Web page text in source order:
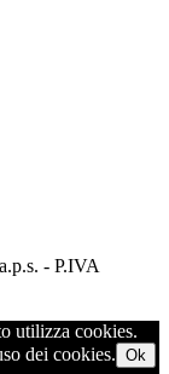
- P.IVA
utilizza cookies.
dei cookies. Ok